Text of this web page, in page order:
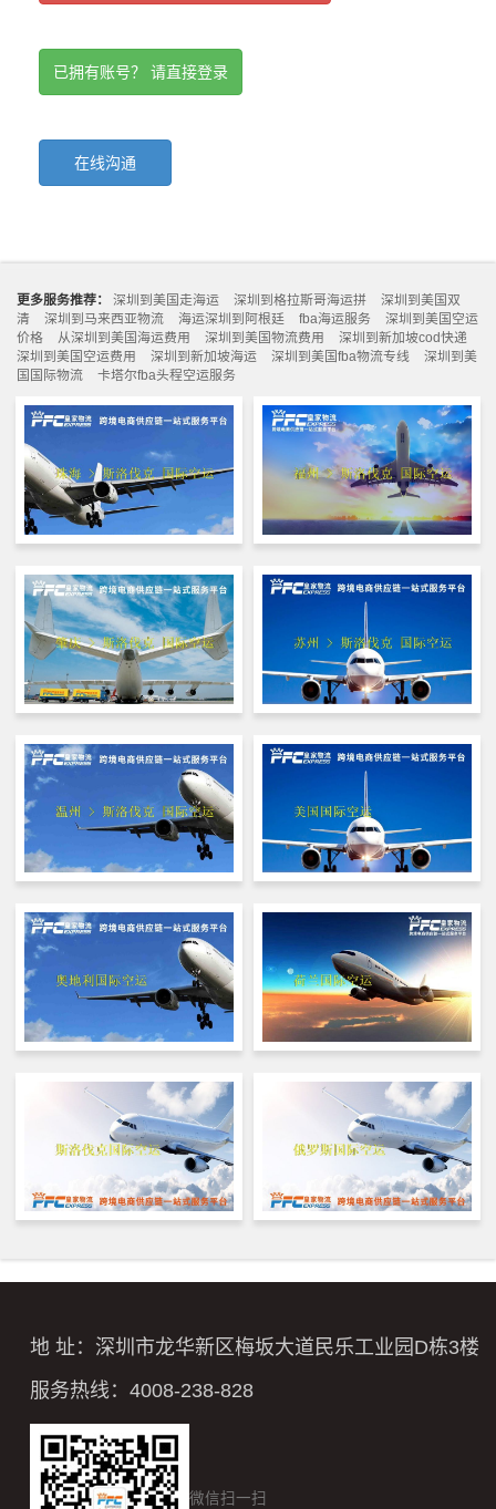
已拥有账号？ 请直接登录
在线沟通
更多服务推荐： 深圳到美国走海运 深圳到格拉斯哥海运拼
深圳到美国双
清
深圳到马来西亚物流 海运深圳到阿根廷 fba海运服务
深圳到美国空运
价格
从深圳到美国海运费用 深圳到美国物流费用
深圳到新加坡cod快递
深圳到美国空运费用
深圳到新加坡海运 深圳到美国fba物流专线
深圳到美
国国际物流
卡塔尔fba头程空运服务
地 址：深圳市龙华新区梅坂大道民乐工业园D栋3楼
服务热线：4008-238-828
微信扫一扫